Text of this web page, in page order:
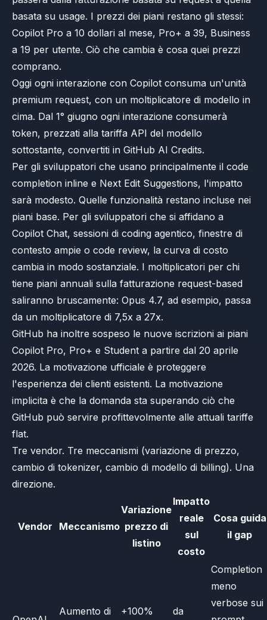
basata su usage. I prezzi dei piani restano gli stessi:
Copilot Pro a 10 dollari al mese, Pro+ a 39, Business
a 19 per utente. Ciò che cambia è cosa quei prezzi
comprano.
Oggi ogni interazione con Copilot consuma un'unità
premium request, con un moltiplicatore di modello in
cima. Dal 1° giugno ogni interazione consumerà
token, prezzati alla tariffa API del modello
sottostante, convertiti in GitHub AI Credits.
Per gli sviluppatori che usano principalmente il code
completion inline e Next Edit Suggestions, l'impatto
sarà modesto. Quelle funzionalità restano incluse nei
piani base. Per gli sviluppatori che si affidano a
Copilot Chat, sessioni di coding agentico, finestre di
contesto ampie o code review, la curva di costo
cambia in modo sostanziale. I moltiplicatori per chi
tiene piani annuali sulla fatturazione request-based
saliranno bruscamente: Opus 4.7, ad esempio, passa
da un moltiplicatore di 7,5x a 27x.
GitHub ha inoltre sospeso le nuove iscrizioni ai piani
Copilot Pro, Pro+ e Student a partire dal 20 aprile
2026. La motivazione ufficiale è proteggere
l'esperienza dei clienti esistenti. La motivazione
implicita è che la domanda sta superando ciò che
GitHub può servire profittevolmente alle attuali tariffe
flat.
Tre vendor. Tre meccanismi (variazione di prezzo,
cambio di tokenizer, cambio di modello di billing). Una
direzione.
Vendor Meccanismo
Variazione
prezzo di
listino
Impatto
reale
sul
costo
Cosa guida
il gap
Aumento di
+100%
da
Completion
meno
verbose sui